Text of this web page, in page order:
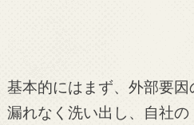
基本的にはまず、外部要
漏れなく洗い出し、自社